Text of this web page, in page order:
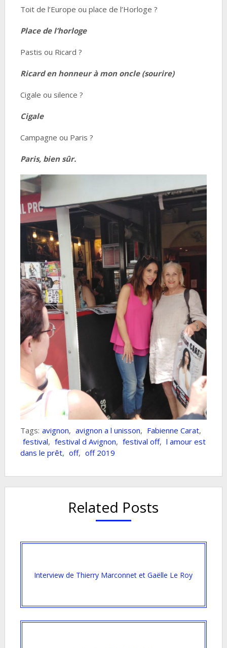
Toit de l’Europe ou place de l’Horloge ?
Place de l’horloge
Pastis ou Ricard ?
Ricard en honneur à mon oncle (sourire)
Cigale ou silence ?
Cigale
Campagne ou Paris ?
Paris, bien sûr.
Tags: avignon, avignon a l unisson, Fabienne Carat,
festival, festival d Avignon, festival off, l amour est
dans le prêt, off, off 2019
Related Posts
Interview de Thierry Marconnet et Gaëlle Le Roy